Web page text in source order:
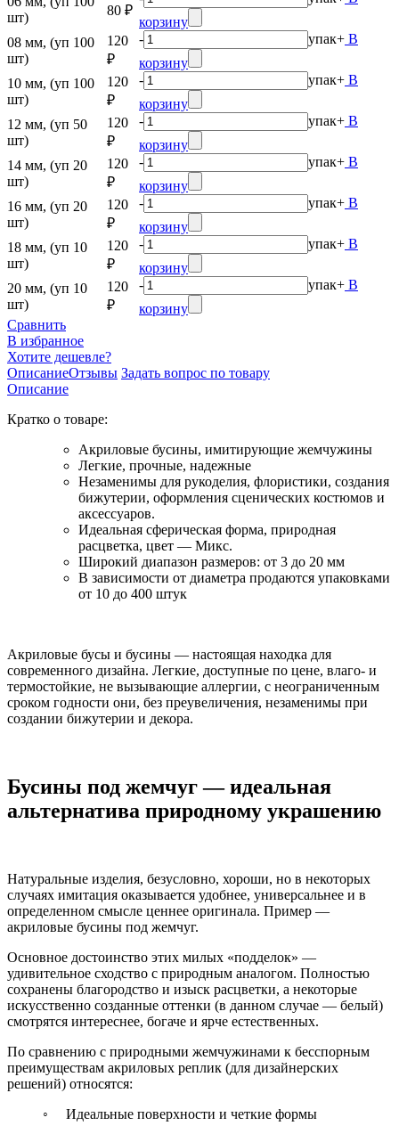
шт)
80 ₽
корзину
08 мм, (уп 100
шт)
120
₽
- упак+ В
корзину
10 мм, (уп 100
шт)
120
₽
- упак+ В
корзину
12 мм, (уп 50
шт)
120
₽
- упак+ В
корзину
14 мм, (уп 20
шт)
120
₽
- упак+ В
корзину
16 мм, (уп 20
шт)
120
₽
- упак+ В
корзину
18 мм, (уп 10
шт)
120
₽
- упак+ В
корзину
20 мм, (уп 10
шт)
120
₽
- упак+ В
корзину
Сравнить
В избранное
Хотите дешевле?
ОписаниеОтзывы Задать вопрос по товару
Описание
Кратко о товаре:
Акриловые бусины, имитирующие жемчужины
Легкие, прочные, надежные
Незаменимы для рукоделия, флористики, создания
бижутерии, оформления сценических костюмов и
аксессуаров.
Идеальная сферическая форма, природная
расцветка, цвет — Микс.
Широкий диапазон размеров: от 3 до 20 мм
В зависимости от диаметра продаются упаковками
от 10 до 400 штук
Акриловые бусы и бусины — настоящая находка для
современного дизайна. Легкие, доступные по цене, влаго- и
термостойкие, не вызывающие аллергии, с неограниченным
сроком годности они, без преувеличения, незаменимы при
создании бижутерии и декора.
Бусины под жемчуг — идеальная
альтернатива природному украшению
Натуральные изделия, безусловно, хороши, но в некоторых
случаях имитация оказывается удобнее, универсальнее и в
определенном смысле ценнее оригинала. Пример —
акриловые бусины под жемчуг.
Основное достоинство этих милых «подделок» —
удивительное сходство с природным аналогом. Полностью
сохранены благородство и изыск расцветки, а некоторые
искусственно созданные оттенки (в данном случае — белый)
смотрятся интереснее, богаче и ярче естественных.
По сравнению с природными жемчужинами к бесспорным
преимуществам акриловых реплик (для дизайнерских
решений) относятся:
◦ Идеальные поверхности и четкие формы